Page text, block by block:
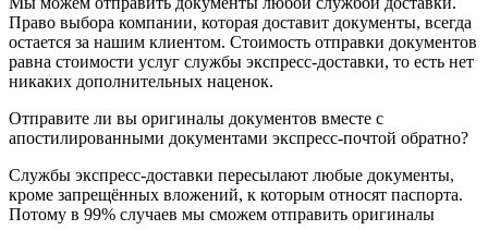
Право выбора компании, которая доставит документы, всегда
остается за нашим клиентом. Стоимость отправки документов
равна стоимости услуг службы экспресс-доставки, то есть нет
никаких дополнительных наценок.
Отправите ли вы оригиналы документов вместе с
апостилированными документами экспресс-почтой обратно?
Службы экспресс-доставки пересылают любые документы,
кроме запрещённых вложений, к которым относят паспорта.
Потому в 99% случаев мы сможем отправить оригиналы